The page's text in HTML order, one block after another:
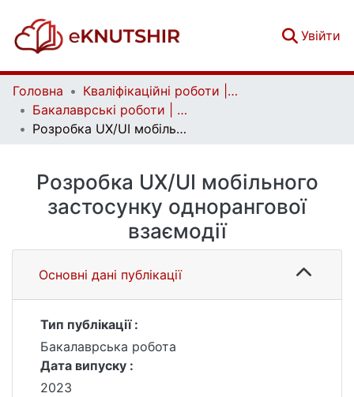
Увійти
Головна
Кваліфікаційні роботи | Qualifying works
Бакалаврські роботи | Bachelor theses
Розробка UX/UI мобільного застосунку однорангової взаємодії
Розробка UX/UI мобільного
застосунку однорангової
взаємодії
Основні дані публікації
Тип публікації :
Бакалаврська робота
Дата випуску :
2023